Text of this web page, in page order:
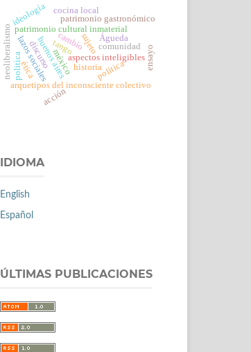
patrimonio cultural inmaterial
tango
aspectos inteligibles
buenos aires
arquetipos del inconsciente colectivo
lazos sociales sujeto
discurso ensayo
Águeda
méxicohistoria
comunidad
politica
acción
cambio
neoliberalismo ética política
ideología patrimonio gastronómico
cocina local
IDIOMA
English
Español
ÚLTIMAS PUBLICACIONES